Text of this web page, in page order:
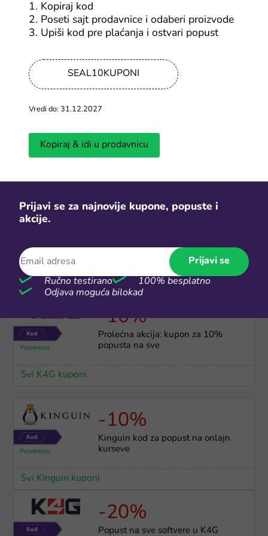
-20%
Svi Temu kuponi
Kinguin kupon za 15% popusta na
sav software
Svi K4G kuponi
-10%
Prolećna akcija: kupon za 10%
popusta na sve
Svi K4G kuponi
-10%
Kinguin kod za popust na onlajn
kurseve
Svi Kinguin kuponi
-20%
Popust na sve softvere u K4G
1. Kopiraj kod
2. Poseti sajt prodavnice i odaberi proizvode
3. Upiši kod pre plaćanja i ostvari popust
SEAL10KUPONI
Vredi do: 31.12.2027
Kopiraj & idi u prodavnicu
Prijavi se za najnovije kupone, popuste i
akcije.
Prijavi se
Ručno testirano
100% besplatno
Odjava moguća bilokad